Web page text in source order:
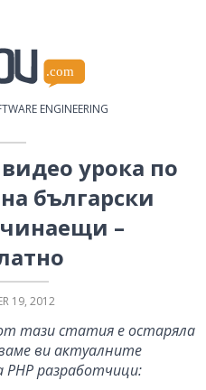
COURSES
PUBLICATIONS
ENGINEERING
урока по
български
–
19, 2012
тази статия е остаряла
ви актуалните
PHP разработчици: